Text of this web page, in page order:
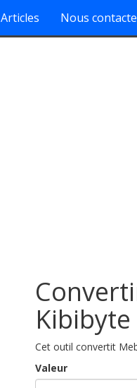
Articles Nous
Kibibyte
Cet outil convertit
Valeur